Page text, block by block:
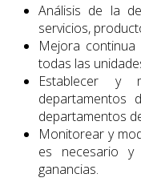
Análisis de la
servicios,
Mejora
todas las
Establecer y
departamentos
departamentos
Monitorear y
es necesario
ganancias.